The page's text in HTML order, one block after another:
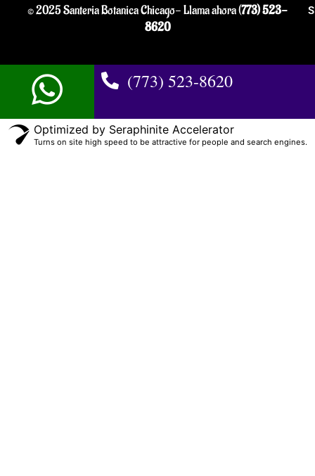
© 2025 Santeria Botanica Chicago- Llama ahora (773) 523-
8620
(773) 523-8620
Optimized by Seraphinite Accelerator
Turns on site high speed to be attractive for people and search engines.